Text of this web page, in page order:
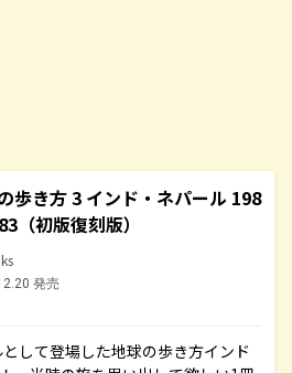
歩き方 3 インド・ネパール 198
（初版復刻版）
発売
して登場した地球の歩き方インド